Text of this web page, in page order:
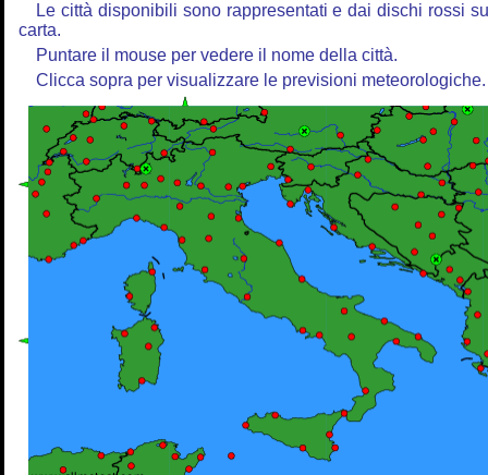
Le città disponibili sono rappresentati e dai dischi rossi
carta.
Puntare il mouse per vedere il nome della città.
Clicca sopra per visualizzare le previsioni meteorologiche.